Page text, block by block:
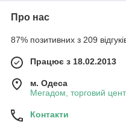
Про нас
87% позитивних з 209
Працює з 18.02.2013
м. Одеса
Мегадом, торговий
Контакти